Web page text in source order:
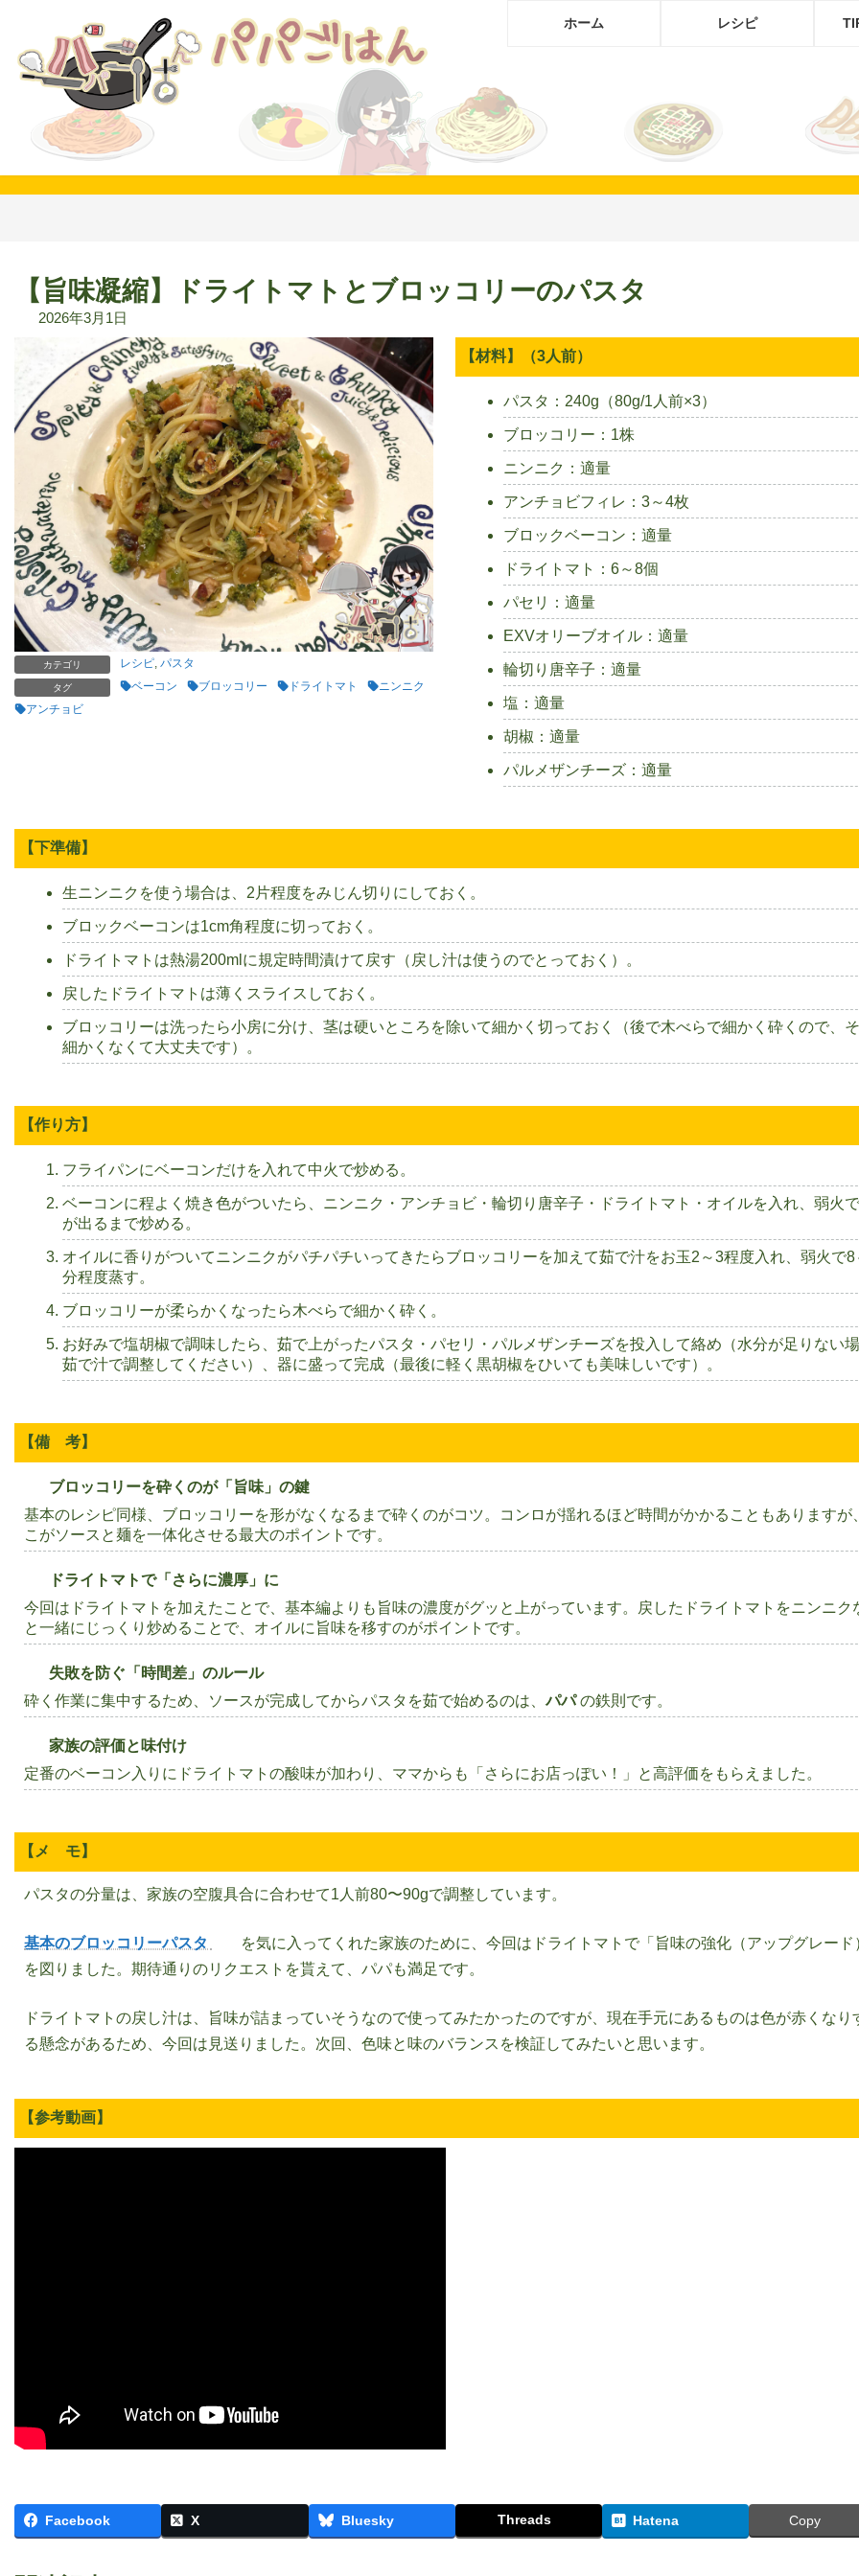
ホーム レシピ
【旨味凝縮】ドライトマトとブロッコリーのパスタ
2026年3月1日
カテゴリ レシピ パスタ
タグ ベーコン ブロッコリー ドライトマト
ニンニク
アンチョビ
【材料】（3人前）
パスタ：240g（80g/1人前×3）
ブロッコリー：1株
ニンニク：適量
アンチョビフィレ：3～4枚
ブロックベーコン：適量
ドライトマト：6～8個
パセリ：適量
EXVオリーブオイル：適量
輪切り唐辛子：適量
塩：適量
胡椒：適量
パルメザンチーズ：適量
【下準備】
生ニンニクを使う場合は、2片程度をみじん切りにしておく。
ブロックベーコンは1cm角程度に切っておく。
ドライトマトは熱湯200mlに規定時間漬けて戻す（戻し汁は使うのでとっておく）。
戻したドライトマトは薄くスライスしておく。
ブロッコリーは洗ったら小房に分け、茎は硬いところを除いて細かく切っておく（後で木べらで細かく砕くので、
細かくなくて大丈夫です）。
【作り方】
フライパンにベーコンだけを入れて中火で炒める。
ベーコンに程よく焼き色がついたら、ニンニク・アンチョビ・輪切り唐辛子・ドライトマト・オイルを入れ、弱火
が出るまで炒める。
オイルに香りがついてニンニクがパチパチいってきたらブロッコリーを加えて茹で汁をお玉2～3程度入れ、弱火で8
分程度蒸す。
ブロッコリーが柔らかくなったら木べらで細かく砕く。
お好みで塩胡椒で調味したら、茹で上がったパスタ・パセリ・パルメザンチーズを投入して絡め（水分が足りない
茹で汁で調整してください）、器に盛って完成（最後に軽く黒胡椒をひいても美味しいです）。
【備 考】
ブロッコリーを砕くのが「旨味」の鍵
基本のレシピ同様、ブロッコリーを形がなくなるまで砕くのがコツ。コンロが揺れるほど時間がかかることもありますが
こがソースと麺を一体化させる最大のポイントです。
ドライトマトで「さらに濃厚」に
今回はドライトマトを加えたことで、基本編よりも旨味の濃度がグッと上がっています。戻したドライトマトをニンニク
と一緒にじっくり炒めることで、オイルに旨味を移すのがポイントです。
失敗を防ぐ「時間差」のルール
砕く作業に集中するため、ソースが完成してからパスタを茹で始めるのは、パパの鉄則です。
家族の評価と味付け
定番のベーコン入りにドライトマトの酸味が加わり、ママからも「さらにお店っぽい！」と高評価をもらえました。
【メ モ】
パスタの分量は、家族の空腹具合に合わせて1人前80〜90gで調整しています。
基本のブロッコリーパスタ
を気に入ってくれた家族のために、今回はドライトマトで「旨味の強化（アップグレード
を図りました。期待通りのリクエストを貰えて、パパも満足です。
ドライトマトの戻し汁は、旨味が詰まっていそうなので使ってみたかったのですが、現在手元にあるものは色が赤くなり
る懸念があるため、今回は見送りました。次回、色味と味のバランスを検証してみたいと思います。
【参考動画】
Facebook X Bluesky Threads Hatena Copy